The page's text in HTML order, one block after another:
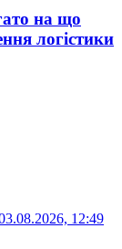
на що
логістики
12:49